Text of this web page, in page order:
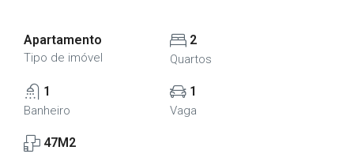
Apartamento
Tipo de imóvel
2
Quartos
1
Banheiro
1
Vaga
47M2